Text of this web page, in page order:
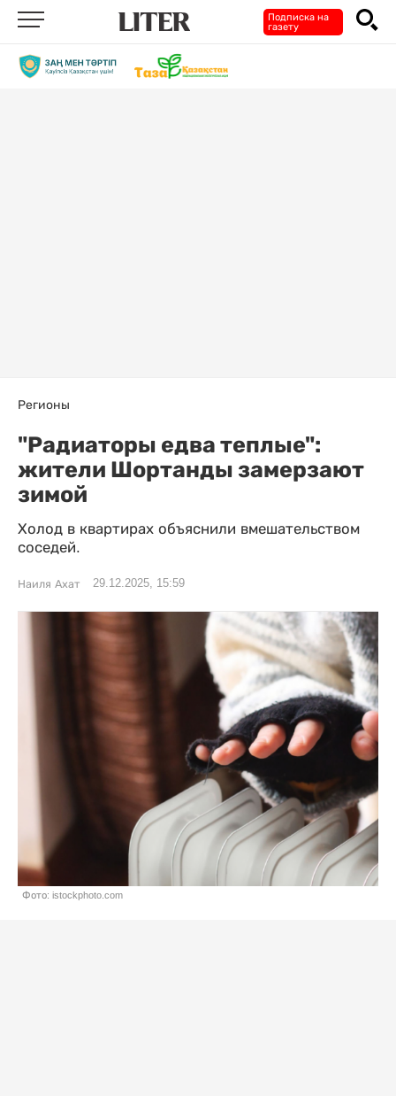
Подписка на
газету
Регионы
"Радиаторы едва теплые":
жители Шортанды замерзают
зимой
Холод в квартирах объяснили вмешательством
соседей.
Наиля Ахат 29.12.2025, 15:59
Фото: istockphoto.com